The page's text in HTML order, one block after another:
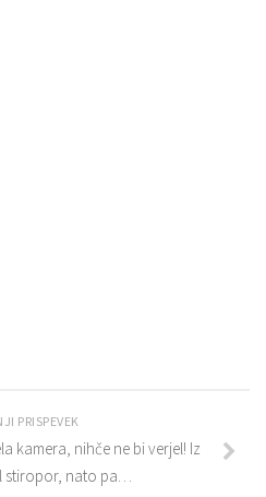
PRISPEVEK
kamera, nihče ne bi verjel! Iz
stiropor, nato pa…